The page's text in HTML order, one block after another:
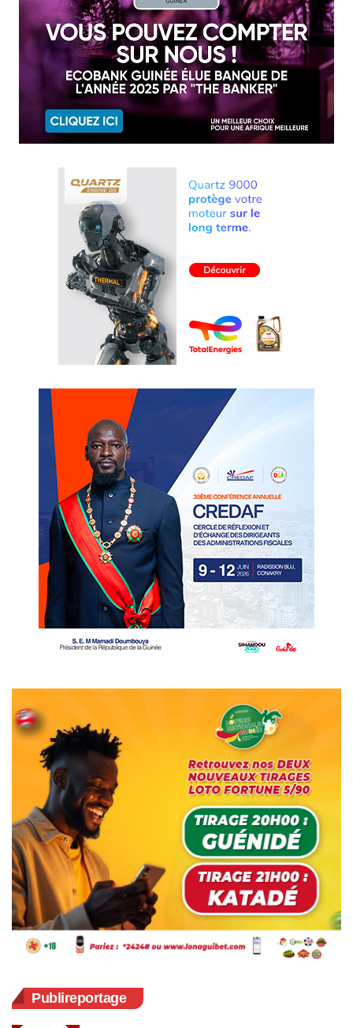
Publireportage